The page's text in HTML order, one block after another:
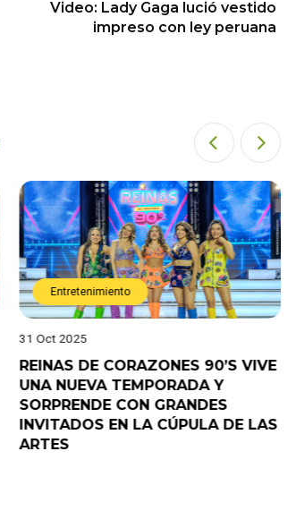
Video: Lady Gaga lució vestido
impreso con ley peruana
Entretenimiento
31 Oct 2025
REINAS DE CORAZONES 90’S VIVE
UNA NUEVA TEMPORADA Y
SORPRENDE CON GRANDES
INVITADOS EN LA CÚPULA DE LAS
ARTES